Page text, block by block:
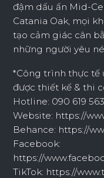
đậm dấu ấn Mid-
Catania Oak, mọi
tạo cảm giác cân
những người yêu
*Công trình thực tế
được thiết kế & thi
Hotline: 090 619
Website: https://
Behance: https://
Facebook:
https://
TikTok: https://